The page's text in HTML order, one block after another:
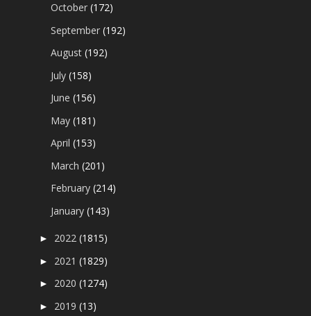
October(172)
September(192)
August(192)
July(158)
June(156)
May(181)
April(153)
March(201)
February(214)
January(143)
► 2022(1815)
► 2021(1829)
► 2020(1274)
► 2019(13)